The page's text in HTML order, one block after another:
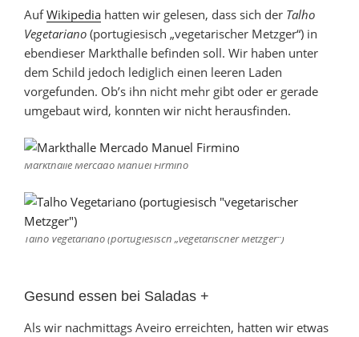
AufWikipedia hatten wir gelesen, dass sich der Talho
Vegetariano (portugiesisch „vegetarischer Metzger“) in
ebendieser Markthalle befinden soll. Wir haben unter
dem Schild jedoch lediglich einen leeren Laden
vorgefunden. Ob’s ihn nicht mehr gibt oder er gerade
umgebaut wird, konnten wir nicht herausfinden.
Markthalle Mercado Manuel Firmino
Talho Vegetariano (portugiesisch „vegetarischer Metzger“)
Gesund essen bei Saladas +
Als wir nachmittags Aveiro erreichten, hatten wir etwas